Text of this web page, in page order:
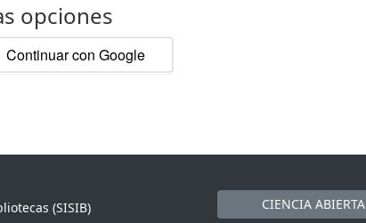
opciones
Continuar con Google
(SISIB)
CIENCIA ABIERTA